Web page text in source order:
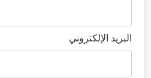
البريد الإلكتروني